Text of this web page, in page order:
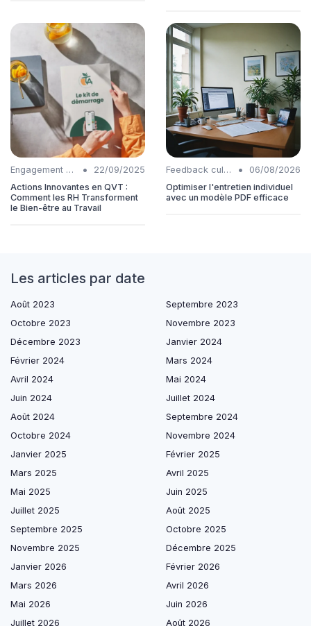
Engagement collaborateurs •
22/09/2025
Actions Innovantes en QVT :
Comment les RH Transforment
le Bien-être au Travail
Feedback culture •
06/08/2026
Optimiser l'entretien individuel
avec un modèle PDF efficace
Les articles par date
Août 2023
Septembre 2023
Octobre 2023
Novembre 2023
Décembre 2023
Janvier 2024
Février 2024
Mars 2024
Avril 2024
Mai 2024
Juin 2024
Juillet 2024
Août 2024
Septembre 2024
Octobre 2024
Novembre 2024
Janvier 2025
Février 2025
Mars 2025
Avril 2025
Mai 2025
Juin 2025
Juillet 2025
Août 2025
Septembre 2025
Octobre 2025
Novembre 2025
Décembre 2025
Janvier 2026
Février 2026
Mars 2026
Avril 2026
Mai 2026
Juin 2026
Juillet 2026
Août 2026